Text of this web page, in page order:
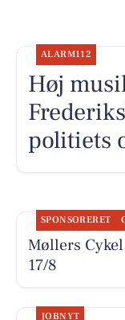
ALARM112
Høj
politiets
SPONSORERET
Møllers
17/8
JOBNYT